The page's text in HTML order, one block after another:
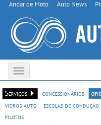
Andar de Moto Auto News
Toggle
navigation
Serviços
concessionários
vidros auto
escolas de condução
pilotos